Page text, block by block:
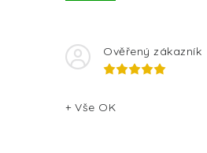
Ověřený zákazník
+ Vše OK